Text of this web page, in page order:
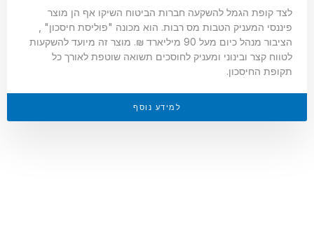
לצד קופת הגמל להשקעה חברות הביטוח השיקו אף הן מוצר
פיננסי המעניק הטבות מס רבות. הוא מכונה "פוליסת חיסכון" ,
הציבור מנהל כיום מעל 90 מיליארד ₪. מוצר זה מיועד להשקעות
לטווח קצר ובינוני ומעניק לחוסכים תשואה שוטפת לאורך כל
תקופת החיסכון.
למידע נוסף